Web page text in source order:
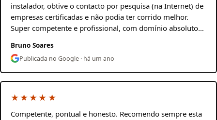
instalador, obtive o contacto por pesquisa (na Internet) de
empresas certificadas e não podia ter corrido melhor.
Super competente e profissional, com domínio absoluto…
Bruno Soares
Publicada no Google · há um ano
★★★★★
Competente, pontual e honesto. Recomendo sempre esta